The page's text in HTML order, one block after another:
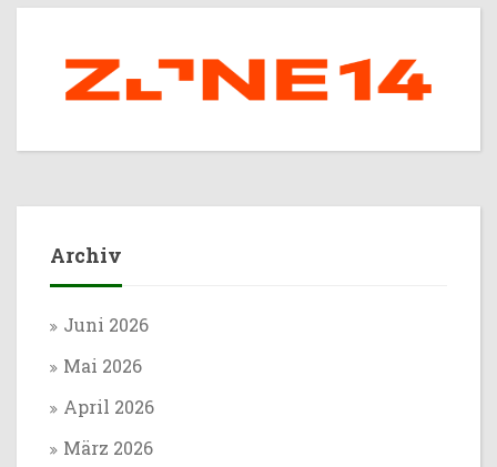
Archiv
Juni 2026
Mai 2026
April 2026
März 2026